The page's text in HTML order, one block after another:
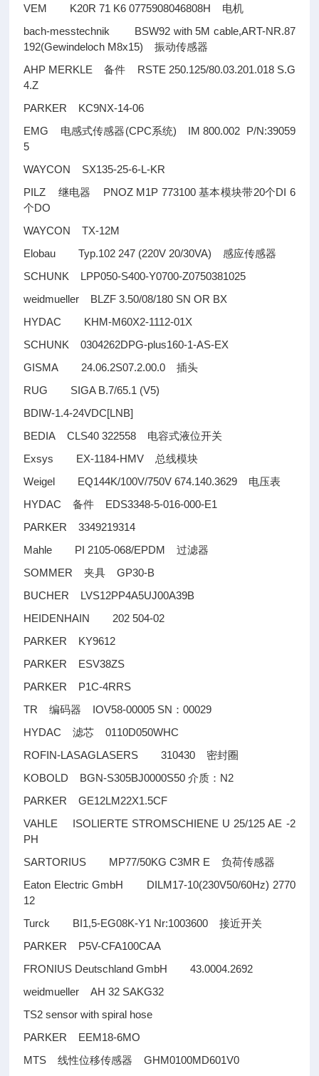
VEM K20R 71 K6 0775908046808H 电机
bach-messtechnik BSW92 with 5M cable,ART-NR.87
192(Gewindeloch M8x15)振动传感器
AHP MERKLE备件 RSTE 250.125/80.03.201.018 S.G
4.Z
PARKER KC9NX-14-06
EMG
电感式传感器(CPC系统) IM 800.002 P/N:39059
5
WAYCON SX135-25-6-L-KR
PILZ 继电器 PNOZ M1P 773100 基本模块带20个DI 6
个DO
WAYCON TX-12M
Elobau Typ.102 247 (220V 20/30VA)感应传感器
SCHUNK LPP050-S400-Y0700-Z0750381025
weidmueller BLZF 3.50/08/180 SN OR BX
HYDAC KHM-M60X2-1112-01X
SCHUNK 0304262DPG-plus160-1-AS-EX
GISMA 24.06.2S07.2.00.0插头
RUG SIGA B.7/65.1 (V5)
BDIW-1.4-24VDC[LNB]
BEDIA CLS40 322558 电容式液位开关
Exsys EX-1184-HMV 总线模块
Weigel EQ144K/100V/750V 674.140.3629 电压表
HYDAC备件 EDS3348-5-016-000-E1
PARKER 3349219314
Mahle PI 2105-068/EPDM过滤器
SOMMER夹具 GP30-B
BUCHER LVS12PP4A5UJ00A39B
HEIDENHAIN 202 504-02
PARKER KY9612
PARKER ESV38ZS
PARKER P1C-4RRS
TR编码器 IOV58-00005 SN ：00029
HYDAC滤芯 0110D050WHC
ROFIN-LASAGLASERS 310430 密封圈
KOBOLD BGN-S305BJ0000S50介质： N2
PARKER GE12LM22X1.5CF
VAHLE ISOLIERTE STROMSCHIENE U 25/125 AE -2
PH
SARTORIUS MP77/50KG C3MR E负荷传感器
Eaton Electric GmbH DILM17-10(230V50/60Hz) 2770
12
Turck BI1,5-EG08K-Y1 Nr:1003600接近开关
PARKER P5V-CFA100CAA
FRONIUS Deutschland GmbH 43.0004.2692
weidmueller AH 32 SAKG32
TS2 sensor with spiral hose
PARKER EEM18-6MO
MTS线性位移传感器
GHM0100MD601V0